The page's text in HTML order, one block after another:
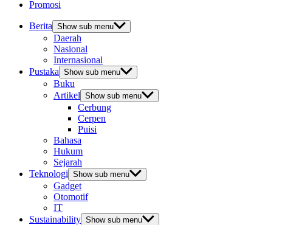
Promosi
Berita Show sub menu
Daerah
Nasional
Internasional
Pustaka Show sub menu
Buku
Artikel Show sub menu
Cerbung
Cerpen
Puisi
Bahasa
Hukum
Sejarah
Teknologi Show sub menu
Gadget
Otomotif
IT
Sustainability Show sub menu